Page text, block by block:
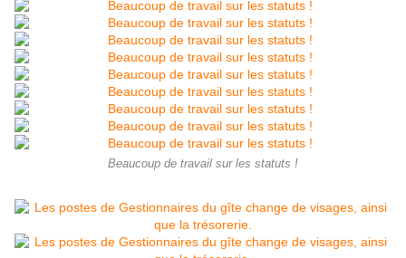
Beaucoup de travail sur les statuts !